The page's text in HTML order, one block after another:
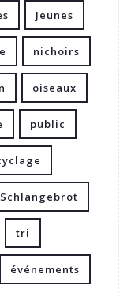
Jeunes
nichoirs
oiseaux
public
Schlangebrot
tri
événements